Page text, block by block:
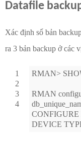
Datafile
Xác định số bản
ra 3 bản backup ở các
1
2
3
4
RMAN>
RMAN
CONFIGURE
DEVICE